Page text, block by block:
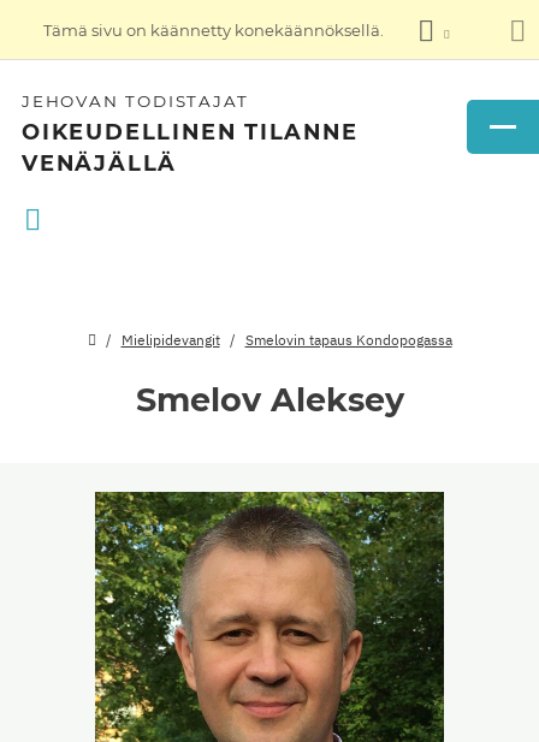
Tämä sivu on käännetty konekäännöksellä.
JEHOVAN TODISTAJAT
OIKEUDELLINEN TILANNE
VENÄJÄLLÄ
Mielipidevangit Smelovin tapaus Kondopogassa
Smelov Aleksey